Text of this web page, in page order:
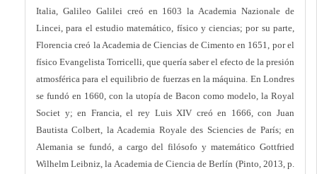
Italia, Galileo Galilei creó en 1603 la Academia Nazionale de
Lincei, para el estudio matemático, físico y ciencias; por su parte,
Florencia creó la Academia de Ciencias de Cimento en 1651, por el
físico Evangelista Torricelli, que quería saber el efecto de la presión
atmosférica para el equilibrio de fuerzas en la máquina. En Londres
se fundó en 1660, con la utopía de Bacon como modelo, la Royal
Societ y; en Francia, el rey Luis XIV creó en 1666, con Juan
Bautista Colbert, la Academia Royale des Sciencies de París; en
Alemania se fundó, a cargo del filósofo y matemático Gottfried
Wilhelm Leibniz, la Academia de Ciencia de Berlín (Pinto, 2013, p.